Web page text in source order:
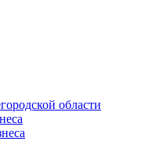
области